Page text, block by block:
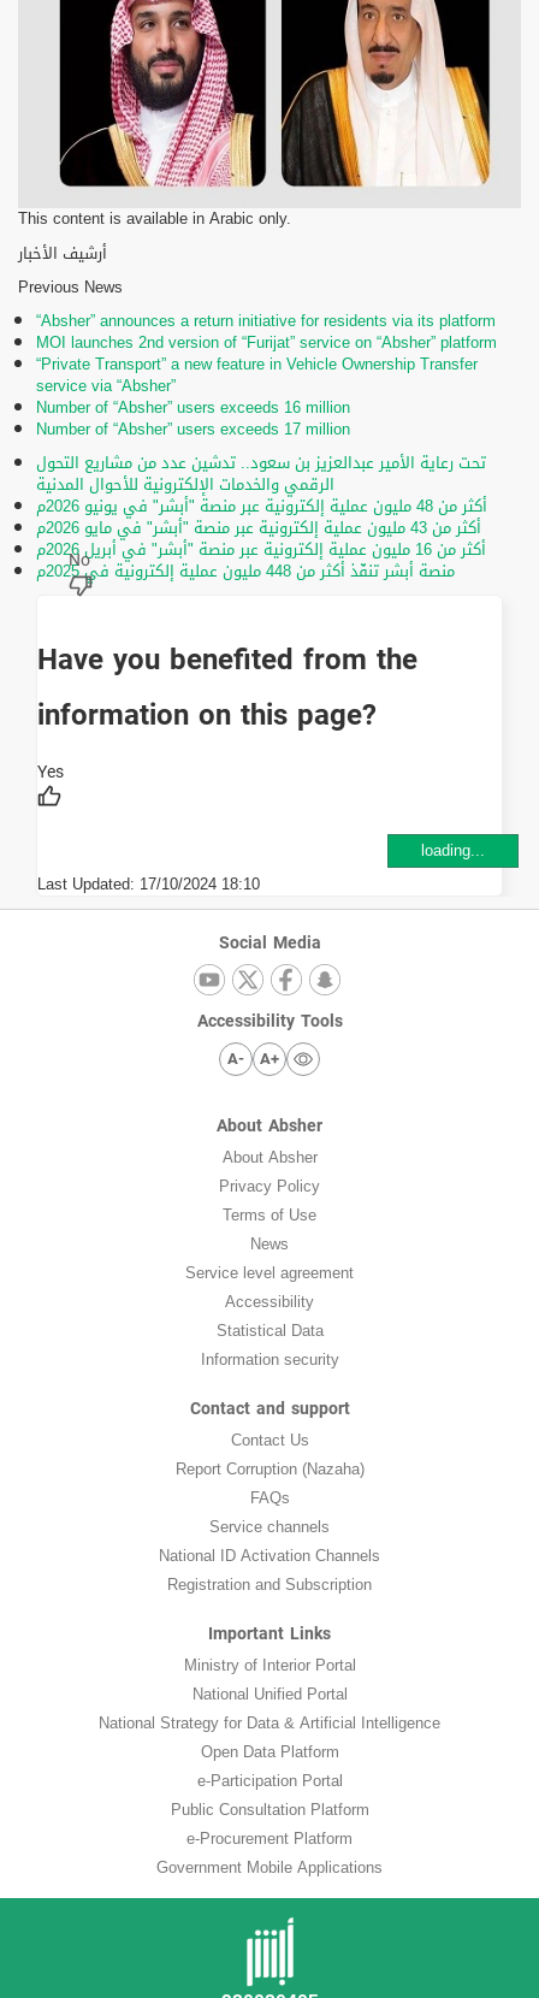
This content is available in Arabic only.
أرشيف الأخبار
Previous News
“Absher” announces a return initiative for residents via its platform
MOI launches 2nd version of “Furijat” service on “Absher” platform
“Private Transport” a new feature in Vehicle Ownership Transfer
service via “Absher”
Number of “Absher” users exceeds 16 million
Number of “Absher” users exceeds 17 million
تحت رعاية الأمير عبدالعزيز بن سعود.. تدشين عدد من مشاريع التحول
الرقمي والخدمات الإلكترونية للأحوال المدنية
أكثر من 48 مليون عملية إلكترونية عبر منصة "أبشر" في يونيو 2026م
أكثر من 43 مليون عملية إلكترونية عبر منصة "أبشر" في مايو 2026م
أكثر من 16 مليون عملية إلكترونية عبر منصة "أبشر" في أبريل 2026م
منصة أبشر تنفّذ أكثر من 448 مليون عملية إلكترونية في 2025م
Have you benefited from the
information on this page?
loading...
Last Updated: 17/10/2024 18:10
Social Media
Accessibility Tools
A- A+
About Absher
About Absher
Privacy Policy
Terms of Use
News
Service level agreement
Accessibility
Statistical Data
Information security
Contact and support
Contact Us
Report Corruption (Nazaha)
FAQs
Service channels
National ID Activation Channels
Registration and Subscription
Important Links
Ministry of Interior Portal
National Unified Portal
National Strategy for Data & Artificial Intelligence
Open Data Platform
e-Participation Portal
Public Consultation Platform
e-Procurement Platform
Government Mobile Applications